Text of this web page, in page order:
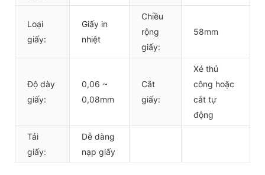
Loại
giấy:
Giấy in
nhiệt
Chiều
rộng
giấy:
58mm
Độ dày
giấy:
0,06 ~
0,08mm
Cắt
giấy:
Xé thủ
công hoặc
cắt tự
động
Tải
giấy:
Dễ dàng
nạp giấy